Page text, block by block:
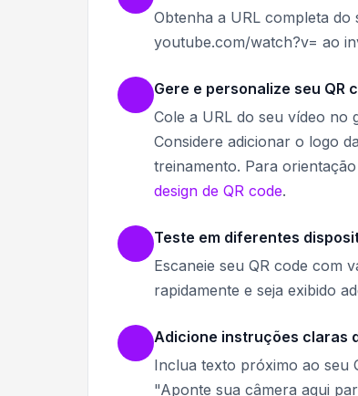
Obtenha a URL completa
youtube.com/watch?v= ao
Gere e personalize seu QR
Cole a URL do seu vídeo no
Considere adicionar o logo
treinamento. Para
design de QR code.
Teste em diferentes
Escaneie seu QR code com
rapidamente e seja exibido
Adicione instruções claras
Inclua texto próximo ao seu
"Aponte sua câmera aqui